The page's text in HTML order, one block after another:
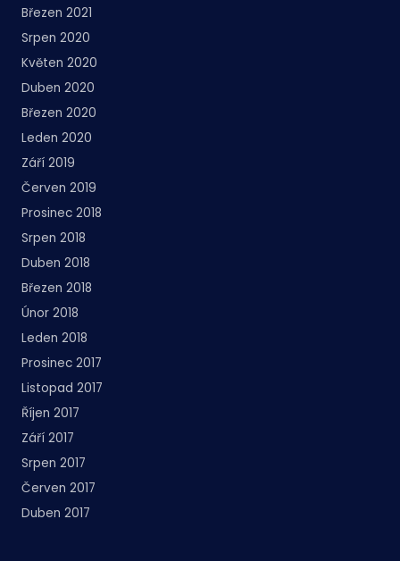
Březen 2021
Srpen 2020
Květen 2020
Duben 2020
Březen 2020
Leden 2020
Září 2019
Červen 2019
Prosinec 2018
Srpen 2018
Duben 2018
Březen 2018
Únor 2018
Leden 2018
Prosinec 2017
Listopad 2017
Říjen 2017
Září 2017
Srpen 2017
Červen 2017
Duben 2017